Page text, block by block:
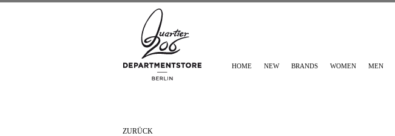
HOME NEW BRANDS WOMEN MEN
ZURÜCK